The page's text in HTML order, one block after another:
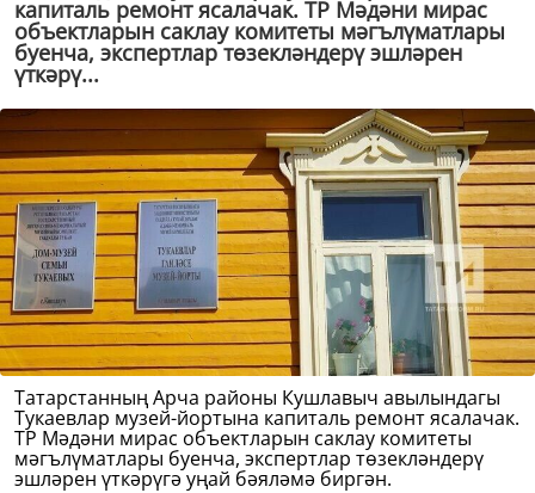
капиталь ремонт ясалачак. ТР Мәдәни мирас
объектларын саклау комитеты мәгълүматлары
буенча, экспертлар төзекләндерү эшләрен
үткәрү...
Татарстанның Арча районы Кушлавыч авылындагы
Тукаевлар музей-йортына капиталь ремонт ясалачак.
ТР Мәдәни мирас объектларын саклау комитеты
мәгълүматлары буенча, экспертлар төзекләндерү
эшләрен үткәрүгә уңай бәяләмә биргән.